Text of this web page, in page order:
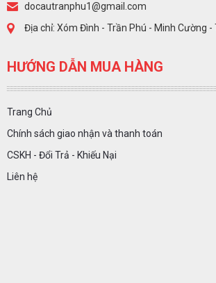
docautranphu1@gmail.com
Địa chỉ: Xóm Đình - Trần Phú - Minh Cường -
HƯỚNG DẪN MUA HÀNG
Trang Chủ
Chính sách giao nhận và thanh toán
CSKH - Đổi Trả - Khiếu Nại
Liên hệ